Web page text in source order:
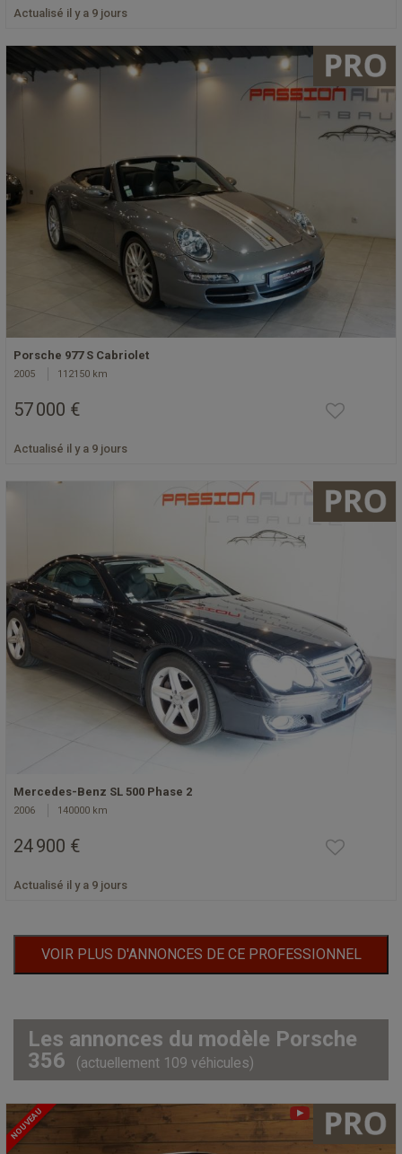
Actualisé il y a 9 jours
Porsche 977 S Cabriolet
2005 112150 km
57 000 €
Actualisé il y a 9 jours
Mercedes-Benz SL 500 Phase 2
2006 140000 km
24 900 €
Actualisé il y a 9 jours
VOIR PLUS D'ANNONCES DE CE PROFESSIONNEL
Les annonces du modèle Porsche
356
(actuellement 109 véhicules)
NOUVEAU